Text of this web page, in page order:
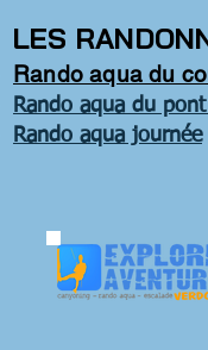
LES
Rando aqua du
Rando aqua du
Rando aqua journée